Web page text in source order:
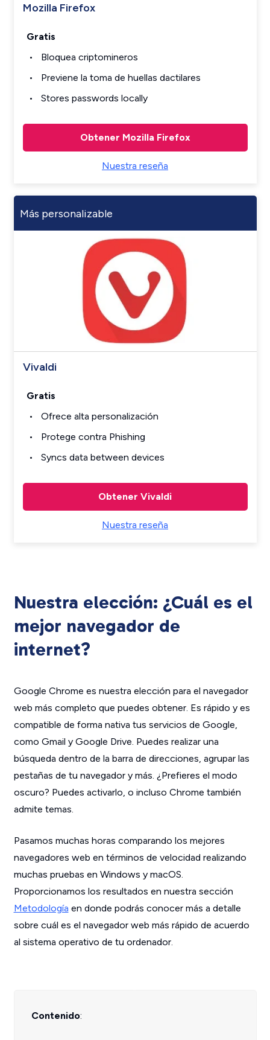
Mozilla Firefox
Gratis
Bloquea criptomineros
Previene la toma de huellas dactilares
Stores passwords locally
Obtener Mozilla Firefox
Nuestra reseña
Más personalizable
Vivaldi
Gratis
Ofrece alta personalización
Protege contra Phishing
Syncs data between devices
Obtener Vivaldi
Nuestra reseña
Nuestra elección: ¿Cuál es el
mejor navegador de
internet?
Google Chrome es nuestra elección para el navegador
web más completo que puedes obtener. Es rápido y es
compatible de forma nativa tus servicios de Google,
como Gmail y Google Drive. Puedes realizar una
búsqueda dentro de la barra de direcciones, agrupar las
pestañas de tu navegador y más. ¿Prefieres el modo
oscuro? Puedes activarlo, o incluso Chrome también
admite temas.
Pasamos muchas horas comparando los mejores
navegadores web en términos de velocidad realizando
muchas pruebas en Windows y macOS.
Proporcionamos los resultados en nuestra sección
Metodología en donde podrás conocer más a detalle
sobre cuál es el navegador web más rápido de acuerdo
al sistema operativo de tu ordenador.
Contenido: